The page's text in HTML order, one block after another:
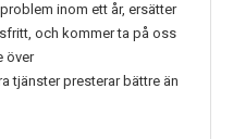
inom ett år, ersätter
och kommer ta på oss
över
tjänster presterar bättre än